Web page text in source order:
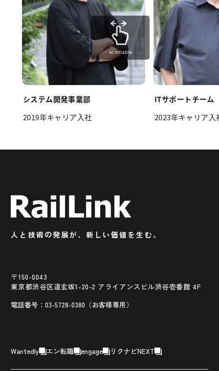
システム開発事業部
2019年キャリア入社
ITサポートチーム
2023年キャリア入
scrollable
人と技術の発展が、新しい価値を生む。
電話番号：03-5728-0380（お客様専用）
〒150-0043
東京都渋谷区道玄坂1-20-2 アライアンスビル渋谷壱番館 4F
Wantedly エン転職 engage リクナビNEXT